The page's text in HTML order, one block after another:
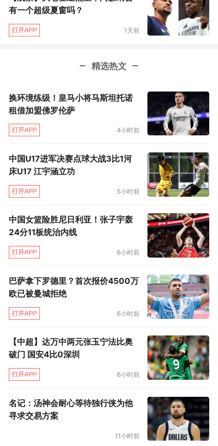
你猜猜，阿森纳这12次射门，谁最有机会得分？
托马斯。他在第7分钟的头槌，预期进球有0.38，
可惜皮球砸在队友身上。这种对比，进一步说明
理解，屡屡想修改的运动。3个进球，两个来自定
位球，最可能得分的机会来自角球，又说明一
点：阿森纳的运动战遇到了很大麻烦，否则不至
于在英超落后榜首11分之巨。
兵到位。赛前算账：皇马折了5人，半条后防线没
了，此外楚阿梅尼停赛，塞瓦略斯伤缺，意味着
莫德里奇必须首发，皇马的中后场失去了控场的
能力。前几天，皇马西甲主场负于瓦伦西亚，中
场扛不住对手尾声反扑，说明皇马油不多了。最
近一个半月该队做不到零封，更是鼓励阿特塔冒
尽管阿森纳减员和皇马差不多，也是1人停赛还有
5人养伤，但阿特塔手头的资源，仍可以主动出
击，压制皇马。比赛也正是循这个模式展开。阿
森纳不仅有3球进账，他还有一次头槌攻门比得分
还有威胁，而托马斯、马丁内利和梅里诺各有不
下一次射门，阿特塔应付主力中锋缺席还是有办
围争取二点球远射，梅里诺则大部分时候作为锋
线支点，持球待援。前提是：阿森纳必须掌握更
多球权，皇马的快反极具威胁。
有一个超级夏窗吗？
1天前
精选热文
换环境练级！皇马小将马斯坦托诺
租借加盟佛罗伦萨
4小时前
中国U17进军决赛点球大战3比1河
床U17 江宇涵立功
5小时前
中国女篮险胜尼日利亚！张子宇轰
24分11板统治内线
6小时前
巴萨拿下罗德里？首次报价4500万
欧已被曼城拒绝
6小时前
【中超】达万中两元张玉宁法比奥
破门 国安4比0深圳
6小时前
名记：汤神会耐心等待独行侠为他
寻求交易方案
11小时前